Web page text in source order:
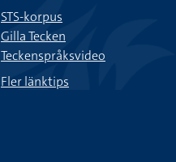
STS-korpus
Gilla Tecken
Teckenspråksvideo
Fler länktips